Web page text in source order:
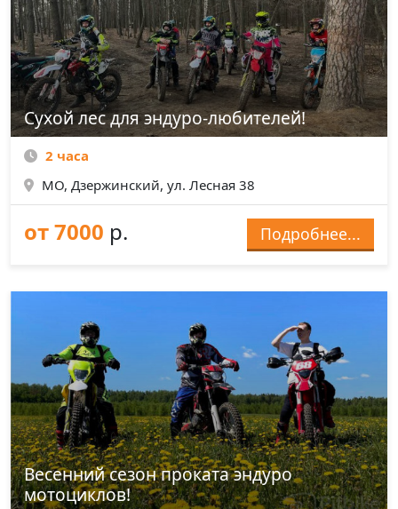
Сухой лес для эндуро-любителей!
2 часа
МО, Дзержинский, ул. Лесная 38
от 7000 р. Подробнее...
Весенний сезон проката эндуро
мотоциклов!